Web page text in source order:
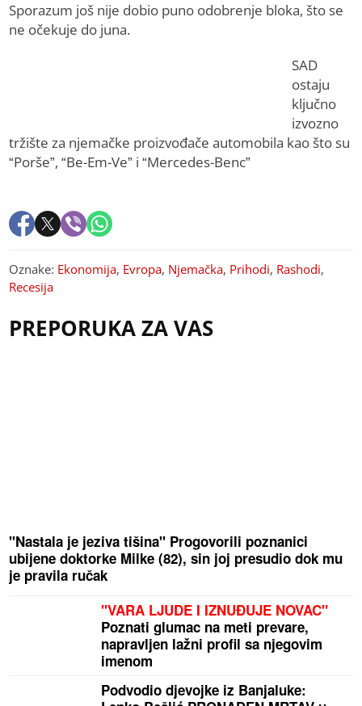
Sporazum još nije dobio puno odobrenje bloka, što se
ne očekuje do juna.
SAD
ostaju
ključno
izvozno
tržište za njemačke proizvođače automobila kao što su
“Porše”, “Be-Em-Ve” i “Mercedes-Benc”
Oznake: Ekonomija, Evropa, Njemačka, Prihodi, Rashodi,
Recesija
PREPORUKA ZA VAS
"Nastala je jeziva tišina" Progovorili poznanici
ubijene doktorke Milke (82), sin joj presudio dok mu
je pravila ručak
"VARA LJUDE I IZNUĐUJE NOVAC"
Poznati glumac na meti prevare,
napravljen lažni profil sa njegovim
imenom
Podvodio djevojke iz Banjaluke: